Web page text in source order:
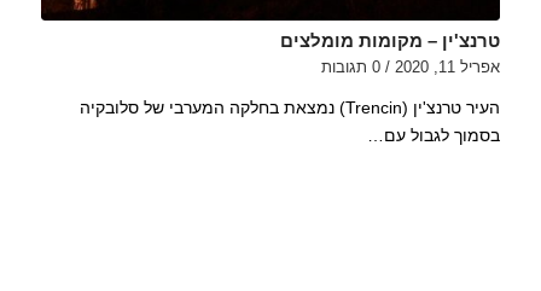
טרנצ'ין – מקומות מומלצים
אפריל 11, 2020 / 0 תגובות
העיר טרנצ'ין (Trencin) נמצאת בחלקה המערבי של סלובקיה
בסמוך לגבול עם…